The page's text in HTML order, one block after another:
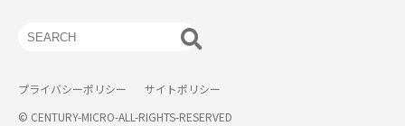
プライバシーポリシー
サイトポリシー
© CENTURY-MICRO-ALL-RIGHTS-RESERVED